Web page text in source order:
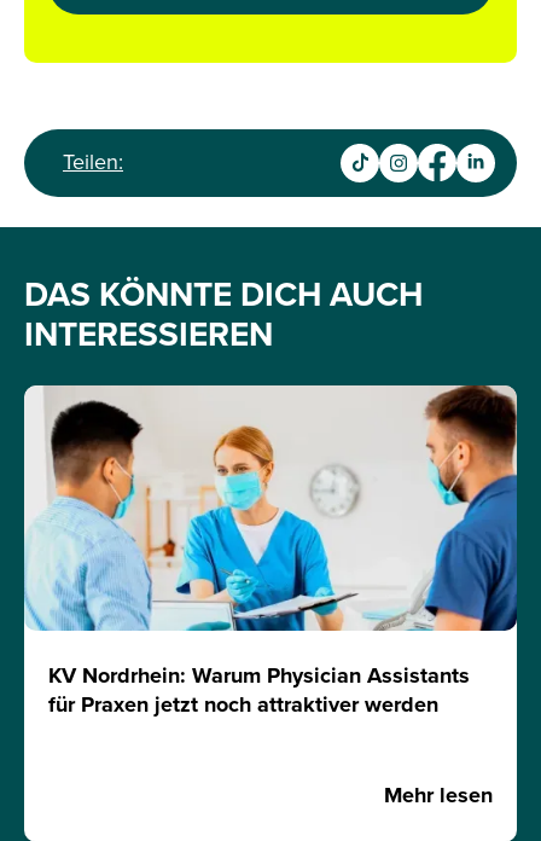
Teilen:
DAS KÖNNTE DICH AUCH
INTERESSIEREN
KV Nordrhein: Warum Physician Assistants
für Praxen jetzt noch attraktiver werden
Mehr lesen